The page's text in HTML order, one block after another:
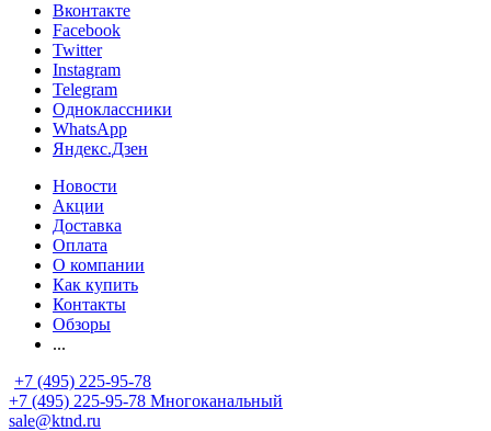
Вконтакте
Facebook
Twitter
Instagram
Telegram
Одноклассники
WhatsApp
Яндекс.Дзен
Новости
Акции
Доставка
Оплата
О компании
Как купить
Контакты
Обзоры
...
+7 (495) 225-95-78
+7 (495) 225-95-78 Многоканальный
sale@ktnd.ru